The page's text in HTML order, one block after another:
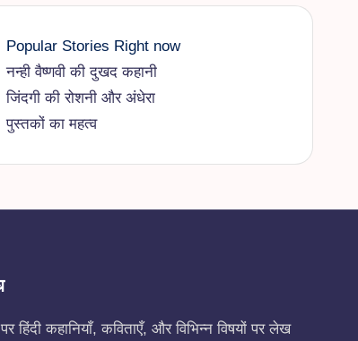
Popular Stories Right now
नन्ही वैष्णवी की दुखद कहानी
जिंदगी की रोशनी और अंधेरा
पुस्तकों का महत्व
हिंदी कहानियाँ, कविताएँ, और विभिन्न विषयों पर लेख